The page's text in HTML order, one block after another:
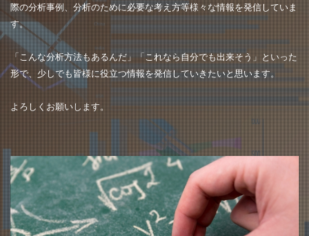
際の分析事例、分析のために必要な考え方等様々な情報を発信していま
す。
「こんな分析方法もあるんだ」「これなら自分でも出来そう」といった
形で、少しでも皆様に役立つ情報を発信していきたいと思います。
よろしくお願いします。